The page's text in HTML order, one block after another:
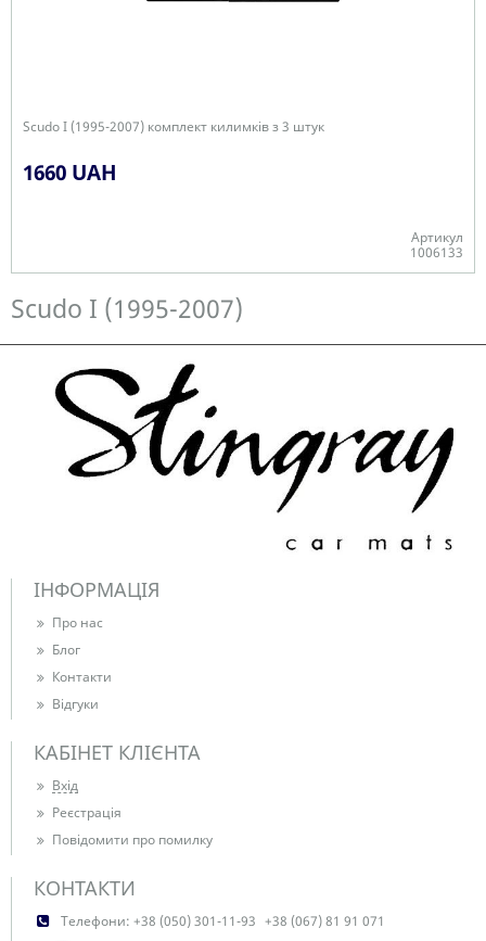
Scudo I (1995-2007) комплект килимків з 3 штук
1660 UAH
Артикул
1006133
Scudo I (1995-2007)
ІНФОРМАЦІЯ
Про нас
Блог
Контакти
Відгуки
КАБІНЕТ КЛІЄНТА
Вхід
Реєстрація
Повідомити про помилку
КОНТАКТИ
Телефони: +38 (050) 301-11-93 +38 (067) 81 91 071